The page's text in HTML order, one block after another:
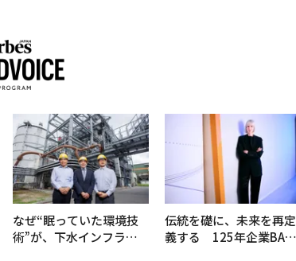
なぜ“眠っていた環境技
術”が、下水インフラを
伝統を礎に、未来を再定
義する 125年企業BAT